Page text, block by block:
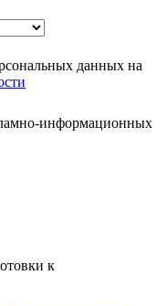
данных на
информационных
к